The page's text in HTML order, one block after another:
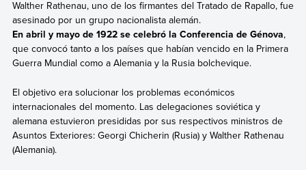
Walther Rathenau, uno de los firmantes del Tratado de Rapallo, fue
asesinado por un grupo nacionalista alemán.
En abril y mayo de 1922 se celebróla Conferencia de Génova,
que convocó tanto a los países que habían vencido en la Primera
Guerra Mundial como a Alemania y la Rusia bolchevique.
El objetivo era solucionar los problemas económicos
internacionales del momento. Las delegaciones soviética y
alemana estuvieron presididas por sus respectivos ministros de
Asuntos Exteriores: Georgi Chicherin (Rusia) y Walther Rathenau
(Alemania).